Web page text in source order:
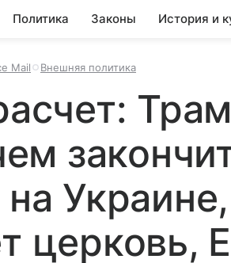
Политика Законы История и
Mail Внешняя политика
церковь,